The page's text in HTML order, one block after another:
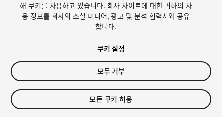
$29.99
세금/부가세는 결제 시 반영됩니다.
해 쿠키를 사용하고 있습니다. 회사 사이트에 대한 귀하의 사
용 정보를 회사의 소셜 미디어, 광고 및 분석 협력사와 공유
합니다.
쿠키 설정
모두 거부
모든 쿠키 허용